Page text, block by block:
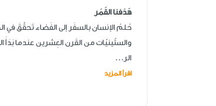
هَدَفنا القَمَر
حُلمُ الإنسان بالسفَر إلى الفَضاء تَحقَّقَ في
والستّينيّات من القَرن العِشرين عندما بَدَأَ
الر...
اقرأ المزيد